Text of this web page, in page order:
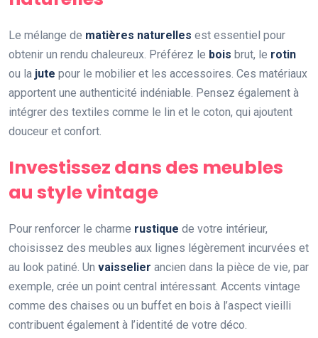
Le mélange de matières naturelles est essentiel pour
obtenir un rendu chaleureux. Préférez le bois brut, le rotin
ou la jute pour le mobilier et les accessoires. Ces matériaux
apportent une authenticité indéniable. Pensez également à
intégrer des textiles comme le lin et le coton, qui ajoutent
douceur et confort.
Investissez dans des meubles
au style vintage
Pour renforcer le charme rustique de votre intérieur,
choisissez des meubles aux lignes légèrement incurvées et
au look patiné. Un vaisselier ancien dans la pièce de vie, par
exemple, crée un point central intéressant. Accents vintage
comme des chaises ou un buffet en bois à l’aspect vieilli
contribuent également à l’identité de votre déco.